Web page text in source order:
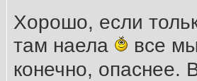
Хорошо, если
там наела
все
конечно, опаснее.